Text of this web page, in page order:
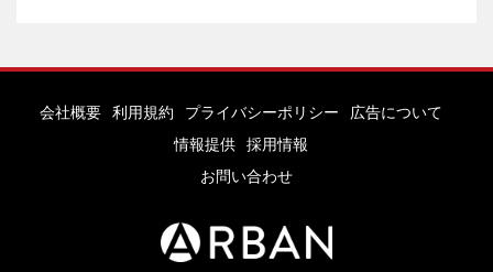
会社概要 利用規約 プライバシーポリシー
広告について
情報提供
採用情報
お問い合わせ